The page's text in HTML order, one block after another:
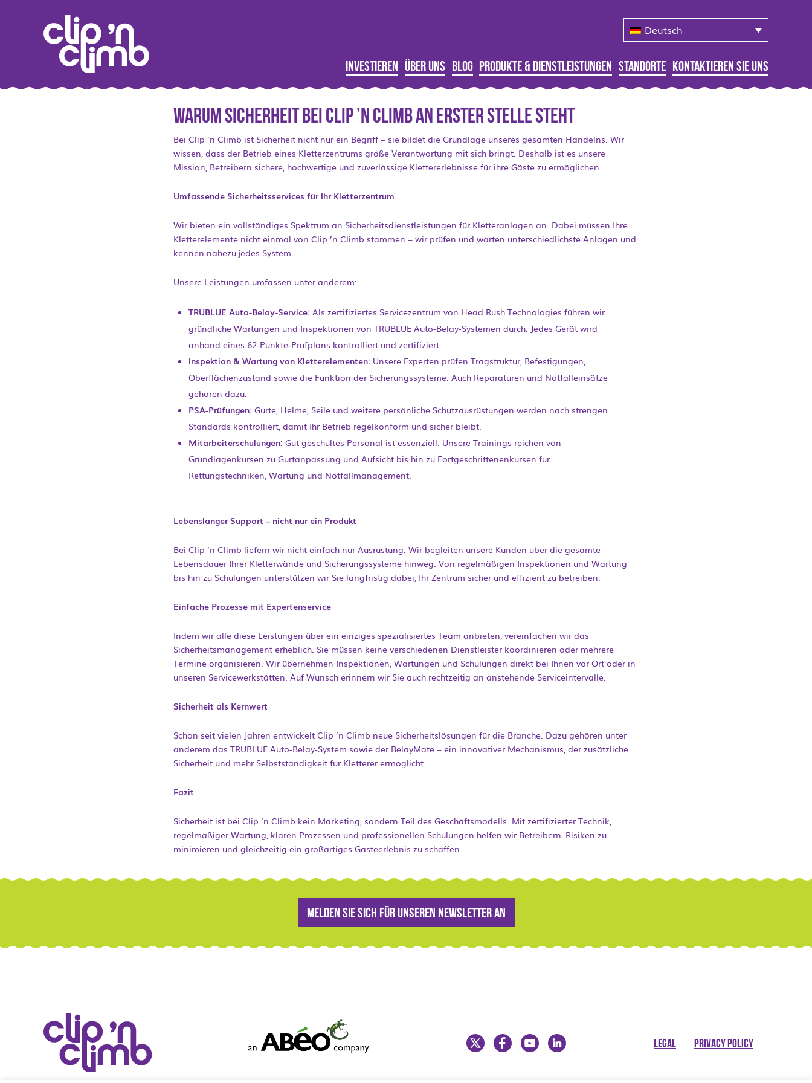
Deutsch
Investieren Über uns Blog Produkte & Dienstleistungen Standorte Kontaktieren Sie Uns
Warum Sicherheit bei Clip ’n Climb an erster Stelle steht
Bei Clip ’n Climb ist Sicherheit nicht nur ein Begriff – sie bildet die Grundlage unseres gesamten Handelns. Wir
wissen, dass der Betrieb eines Kletterzentrums große Verantwortung mit sich bringt. Deshalb ist es unsere
Mission, Betreibern sichere, hochwertige und zuverlässige Klettererlebnisse für ihre Gäste zu ermöglichen.
Umfassende Sicherheitsservices für Ihr Kletterzentrum
Wir bieten ein vollständiges Spektrum an Sicherheitsdienstleistungen für Kletteranlagen an. Dabei müssen Ihre
Kletterelemente nicht einmal von Clip ’n Climb stammen – wir prüfen und warten unterschiedlichste Anlagen und
kennen nahezu jedes System.
Unsere Leistungen umfassen unter anderem:
TRUBLUE Auto-Belay-Service: Als zertifiziertes Servicezentrum von Head Rush Technologies führen wir
gründliche Wartungen und Inspektionen von TRUBLUE Auto-Belay-Systemen durch. Jedes Gerät wird
anhand eines 62-Punkte-Prüfplans kontrolliert und zertifiziert.
Inspektion & Wartung von Kletterelementen: Unsere Experten prüfen Tragstruktur, Befestigungen,
Oberflächenzustand sowie die Funktion der Sicherungssysteme. Auch Reparaturen und Notfalleinsätze
gehören dazu.
PSA-Prüfungen: Gurte, Helme, Seile und weitere persönliche Schutzausrüstungen werden nach strengen
Standards kontrolliert, damit Ihr Betrieb regelkonform und sicher bleibt.
Mitarbeiterschulungen: Gut geschultes Personal ist essenziell. Unsere Trainings reichen von
Grundlagenkursen zu Gurtanpassung und Aufsicht bis hin zu Fortgeschrittenenkursen für
Rettungstechniken, Wartung und Notfallmanagement.
Lebenslanger Support – nicht nur ein Produkt
Bei Clip ’n Climb liefern wir nicht einfach nur Ausrüstung. Wir begleiten unsere Kunden über die gesamte
Lebensdauer Ihrer Kletterwände und Sicherungssysteme hinweg. Von regelmäßigen Inspektionen und Wartung
bis hin zu Schulungen unterstützen wir Sie langfristig dabei, Ihr Zentrum sicher und effizient zu betreiben.
Einfache Prozesse mit Expertenservice
Indem wir alle diese Leistungen über ein einziges spezialisiertes Team anbieten, vereinfachen wir das
Sicherheitsmanagement erheblich. Sie müssen keine verschiedenen Dienstleister koordinieren oder mehrere
Termine organisieren. Wir übernehmen Inspektionen, Wartungen und Schulungen direkt bei Ihnen vor Ort oder in
unseren Servicewerkstätten. Auf Wunsch erinnern wir Sie auch rechtzeitig an anstehende Serviceintervalle.
Sicherheit als Kernwert
Schon seit vielen Jahren entwickelt Clip ’n Climb neue Sicherheitslösungen für die Branche. Dazu gehören unter
anderem das TRUBLUE Auto-Belay-System sowie der BelayMate – ein innovativer Mechanismus, der zusätzliche
Sicherheit und mehr Selbstständigkeit für Kletterer ermöglicht.
Fazit
Sicherheit ist bei Clip ’n Climb kein Marketing, sondern Teil des Geschäftsmodells. Mit zertifizierter Technik,
regelmäßiger Wartung, klaren Prozessen und professionellen Schulungen helfen wir Betreibern, Risiken zu
minimieren und gleichzeitig ein großartiges Gästeerlebnis zu schaffen.
Melden Sie sich für unseren Newsletter an
LEGAL PRIVACY POLICY